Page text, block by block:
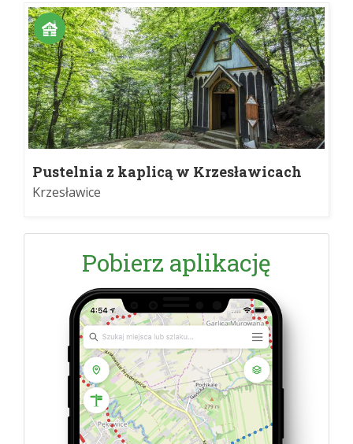
Pustelnia z kaplicą w Krzesławicach
Podkamieniu
Krzesławice
Pobierz aplikację